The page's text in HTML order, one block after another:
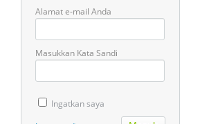
Alamat e-mail Anda
Masukkan Kata Sandi
Ingatkan saya